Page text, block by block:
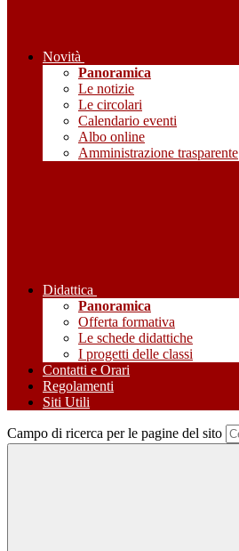
Novità
Panoramica
Le notizie
Le circolari
Calendario eventi
Albo online
Amministrazione trasparente
Didattica
Panoramica
Offerta formativa
Le schede didattiche
I progetti delle classi
Contatti e Orari
Regolamenti
Siti Utili
Campo di ricerca per le pagine del sito